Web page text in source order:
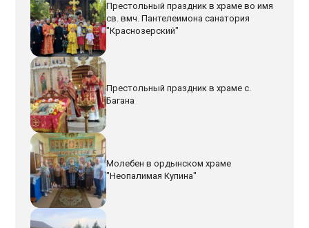
Престольный праздник в храме во имя
св. вмч. Пантелеимона санатория
"Краснозерский"
Престольный праздник в храме с.
Багана
Молебен в ордынском храме
"Неопалимая Купина"